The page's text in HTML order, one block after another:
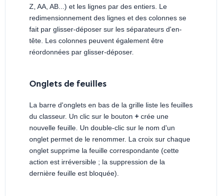
Z, AA, AB...) et les lignes par des entiers. Le
redimensionnement des lignes et des colonnes se
fait par glisser-déposer sur les séparateurs d'en-
tête. Les colonnes peuvent également être
réordonnées par glisser-déposer.
Onglets de feuilles
La barre d'onglets en bas de la grille liste les feuilles
du classeur. Un clic sur le bouton + crée une
nouvelle feuille. Un double-clic sur le nom d'un
onglet permet de le renommer. La croix sur chaque
onglet supprime la feuille correspondante (cette
action est irréversible ; la suppression de la
dernière feuille est bloquée).